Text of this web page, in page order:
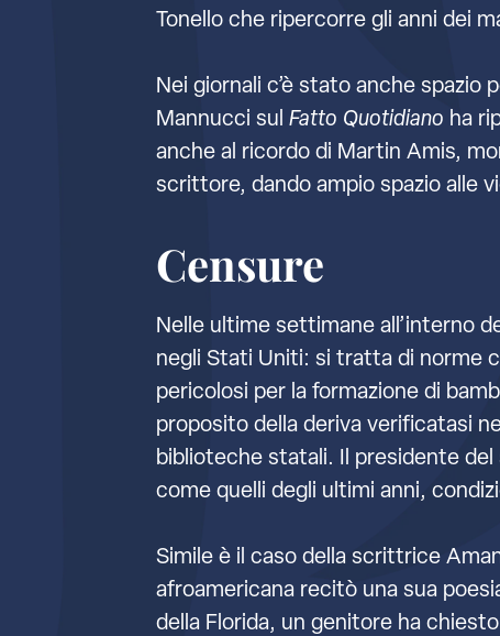
Tonello che ripercorre gli anni dei
Nei giornali c’è stato anche
Mannucci sul Fatto Quotidiano ha
anche al ricordo di Martin Amis,
scrittore, dando ampio spazio alle
Censure
Nelle ultime settimane all’interno
negli Stati Uniti: si tratta di norme
pericolosi per la formazione di
proposito della deriva verificatasi
biblioteche statali. Il presidente
come quelli degli ultimi anni,
Simile è il caso della scrittrice
afroamericana recitò una sua
della Florida, un genitore ha